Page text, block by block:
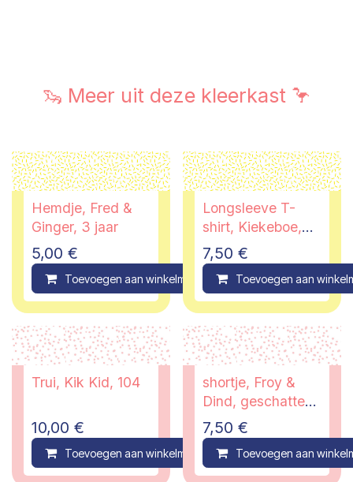
🦦 Meer uit deze kleerkast 🦩
Hemdje, Fred &
Ginger, 3 jaar
5,00 €
Toevoegen aan winkelmandje Compare
Longsleeve T-
shirt, Kiekeboe,
92
7,50 €
Toevoegen aan
Trui, Kik Kid, 104
10,00 €
Toevoegen aan winkelmandje Compare
shortje, Froy &
Dind, geschatte
maat 9 maanden
7,50 €
Toevoegen aan